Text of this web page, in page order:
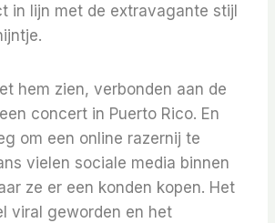
in lijn met de extravagante stijl
hem zien, verbonden aan de
concert in Puerto Rico. En
om een ​​online razernij te
vielen sociale media binnen
ze er een konden kopen. Het
viral geworden en het